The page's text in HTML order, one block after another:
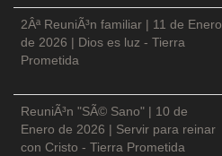
2Âª ReuniÃ³n familiar | 11 de Enero
de 2026 | Dios es luz - Tierra
Prometida
ReuniÃ³n "SÃ© Sano" | 10 de
Enero de 2026 | Servir para reinar
con Cristo - Tierra Prometida